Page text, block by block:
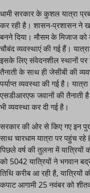
धामी सरकार के कुशल यात्रा
कर रही है। शासन-प्रशासन ने
बनने दिया। मौसम के मिजाज
चौबंद व्यवस्थाएं की गई हैं।
इसके लिए संवेदनशील स्थानों
तैनाती के साथ ही जेसीबी की
पर्याप्त व्यवस्था की गई है।
एसडीआरएफ जवानों की तैनाती
भी व्यवस्था कर दी गई है।
सरकार की ओर से किए गए इन
साथ चारधाम यात्रा पर पहुंच
पिछले वर्ष की तुलना में यात्रियों
को 5042 यात्रियों ने भगवान
तिथि करीब आ रही है, यात्रियों
कपाट आगामी 25 नवंबर को